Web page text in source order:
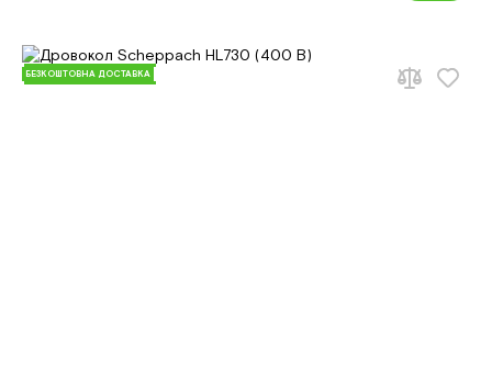
БЕЗКОШТОВНА ДОСТАВКА